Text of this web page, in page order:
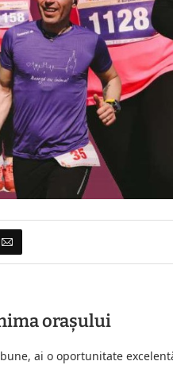
orașului
ai o oportunitate